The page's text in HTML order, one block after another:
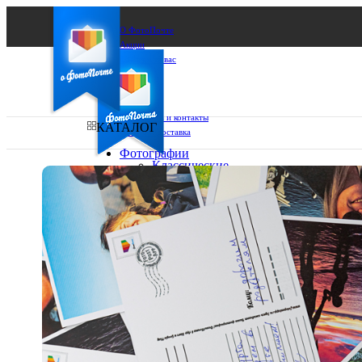
О ФотоПочте
Акции
Сделаем за вас
Бизнесу
FAQ
Франшиза
Поддержка и контакты
Оплата и доставка
Ваш город:
Ваш регион доставки
Выберите из списка:
КАТАЛОГ
Фотографии
Классические
фото
10х10
10х15
Фото